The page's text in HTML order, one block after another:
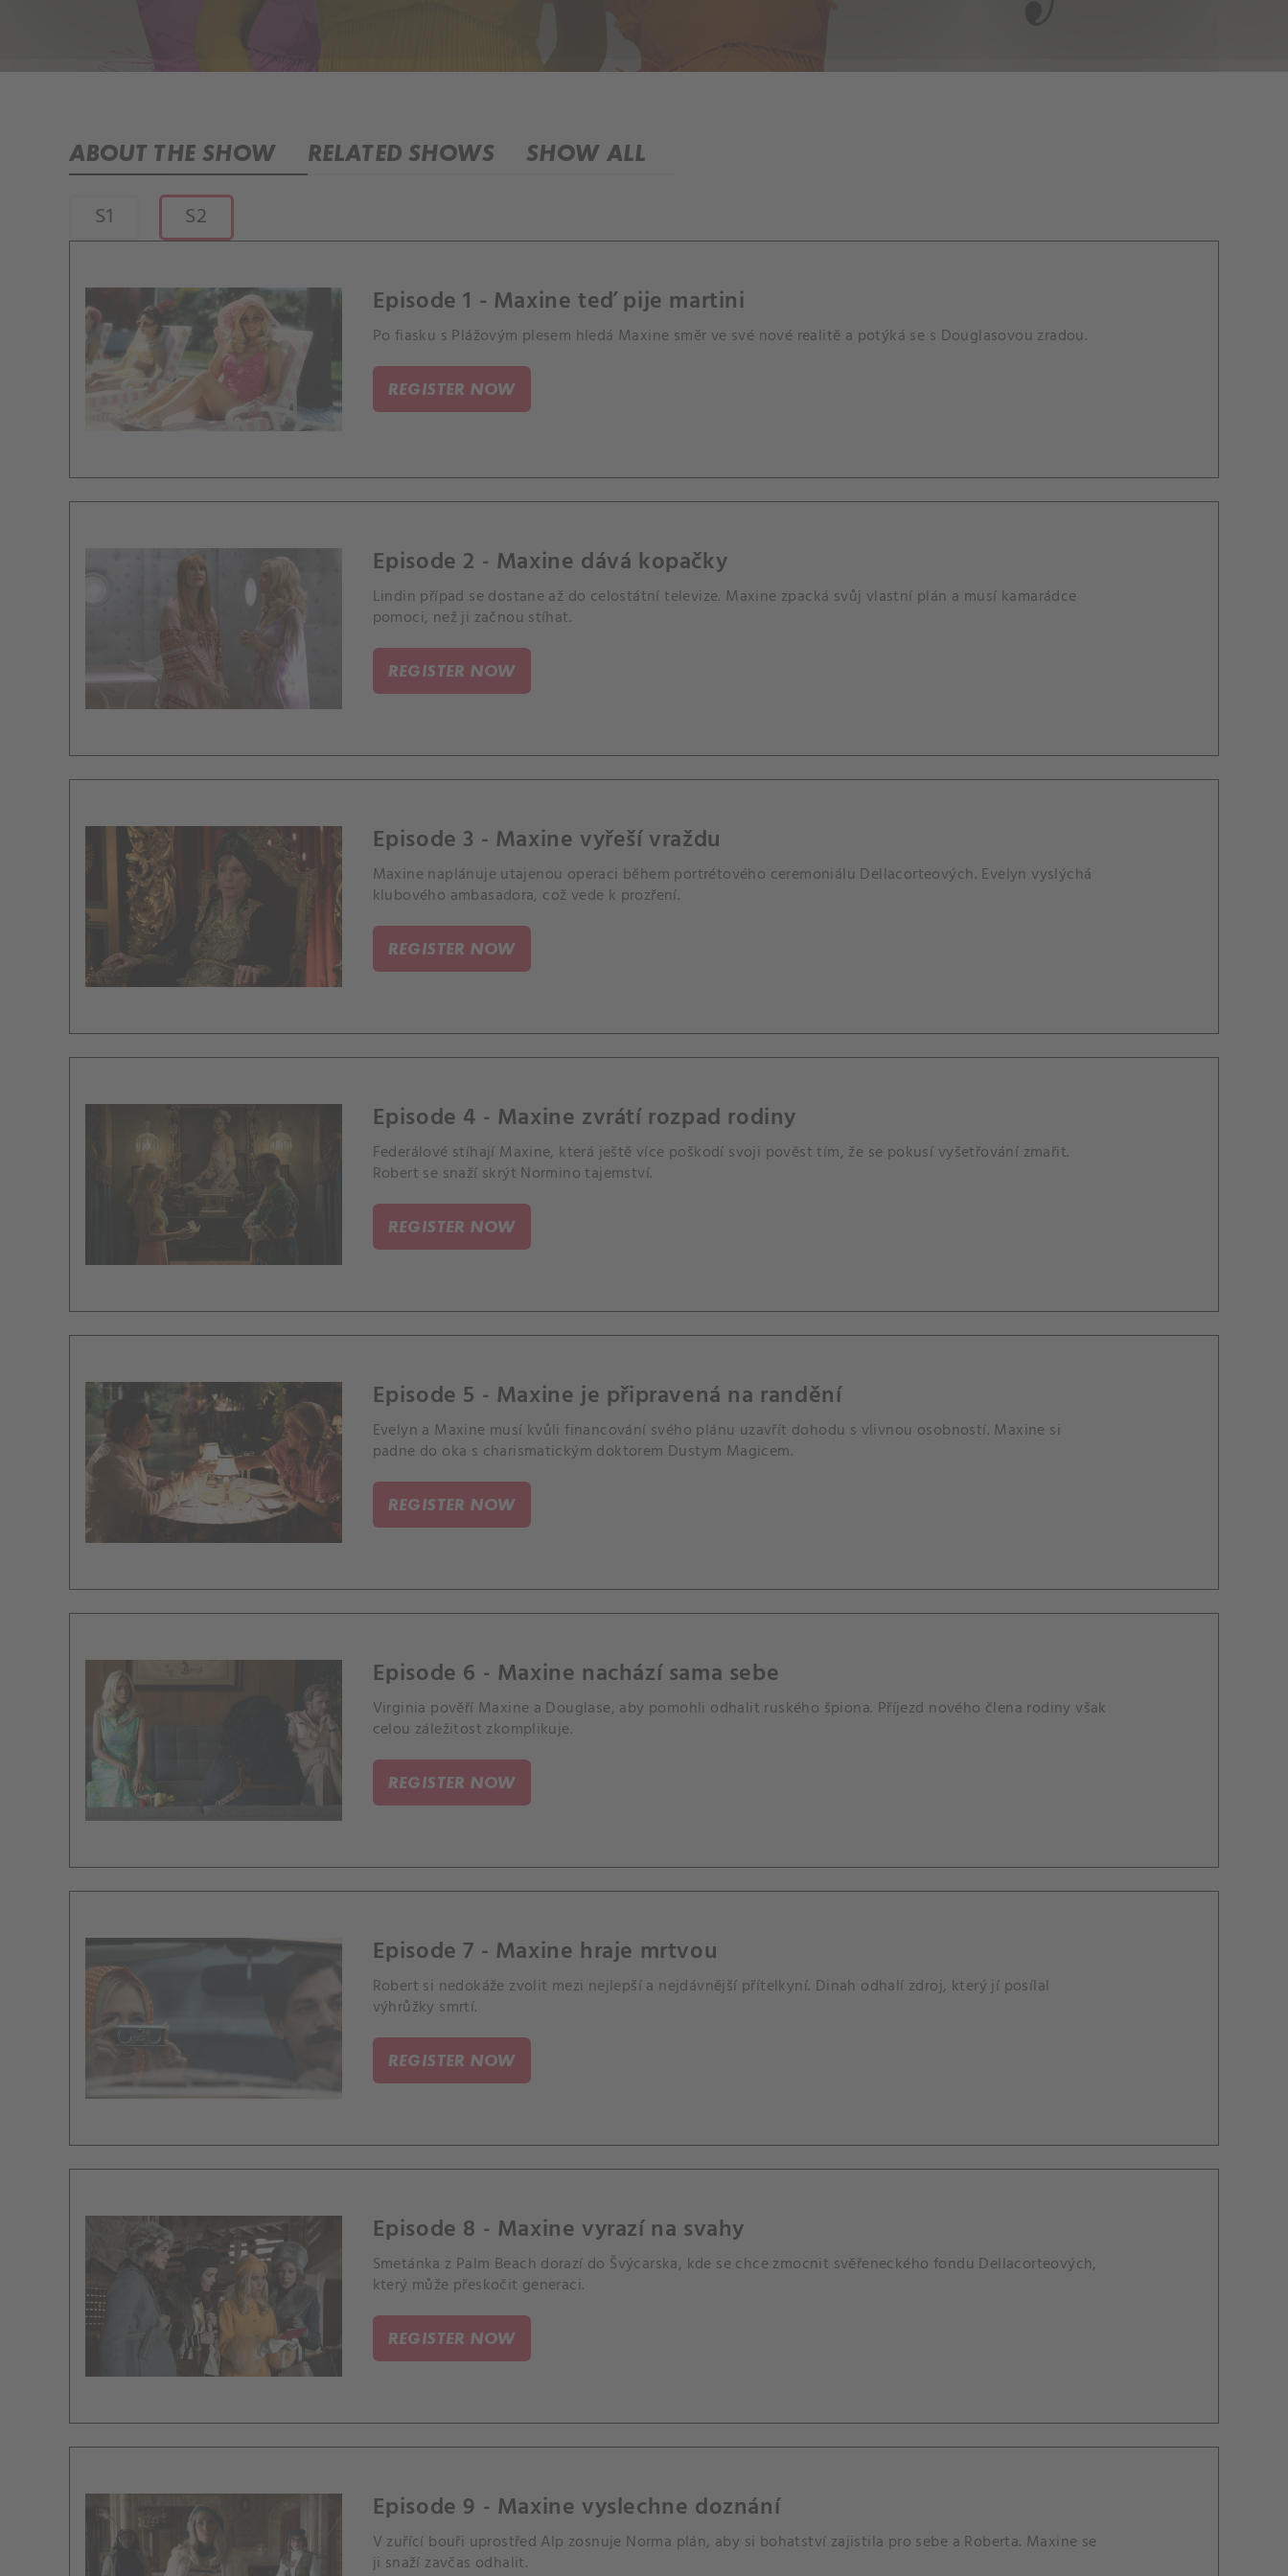
ABOUT THE SHOW RELATED SHOWS SHOW ALL
S1 S2
Episode 1 - Maxine teď pije martini
Po fiasku s Plážovým plesem hledá Maxine směr ve své nové realitě a potýká se s Douglasovou zradou.
REGISTER NOW
Episode 2 - Maxine dává kopačky
Lindin případ se dostane až do celostátní televize. Maxine zpacká svůj vlastní plán a musí kamarádce
pomoci, než ji začnou stíhat.
REGISTER NOW
Episode 3 - Maxine vyřeší vraždu
Maxine naplánuje utajenou operaci během portrétového ceremoniálu Dellacorteových. Evelyn vyslýchá
klubového ambasadora, což vede k prozření.
REGISTER NOW
Episode 4 - Maxine zvrátí rozpad rodiny
Federálové stíhají Maxine, která ještě více poškodí svoji pověst tím, že se pokusí vyšetřování zmařit.
Robert se snaží skrýt Normino tajemství.
REGISTER NOW
Episode 5 - Maxine je připravená na randění
Evelyn a Maxine musí kvůli financování svého plánu uzavřít dohodu s vlivnou osobností. Maxine si
padne do oka s charismatickým doktorem Dustym Magicem.
REGISTER NOW
Episode 6 - Maxine nachází sama sebe
Virginia pověří Maxine a Douglase, aby pomohli odhalit ruského špiona. Příjezd nového člena rodiny však
celou záležitost zkomplikuje.
REGISTER NOW
Episode 7 - Maxine hraje mrtvou
Robert si nedokáže zvolit mezi nejlepší a nejdávnější přítelkyní. Dinah odhalí zdroj, který jí posílal
výhrůžky smrtí.
REGISTER NOW
Episode 8 - Maxine vyrazí na svahy
Smetánka z Palm Beach dorazí do Švýcarska, kde se chce zmocnit svěřeneckého fondu Dellacorteových,
který může přeskočit generaci.
REGISTER NOW
Episode 9 - Maxine vyslechne doznání
V zuřící bouři uprostřed Alp zosnuje Norma plán, aby si bohatství zajistila pro sebe a Roberta. Maxine se
ji snaží zavčas odhalit.